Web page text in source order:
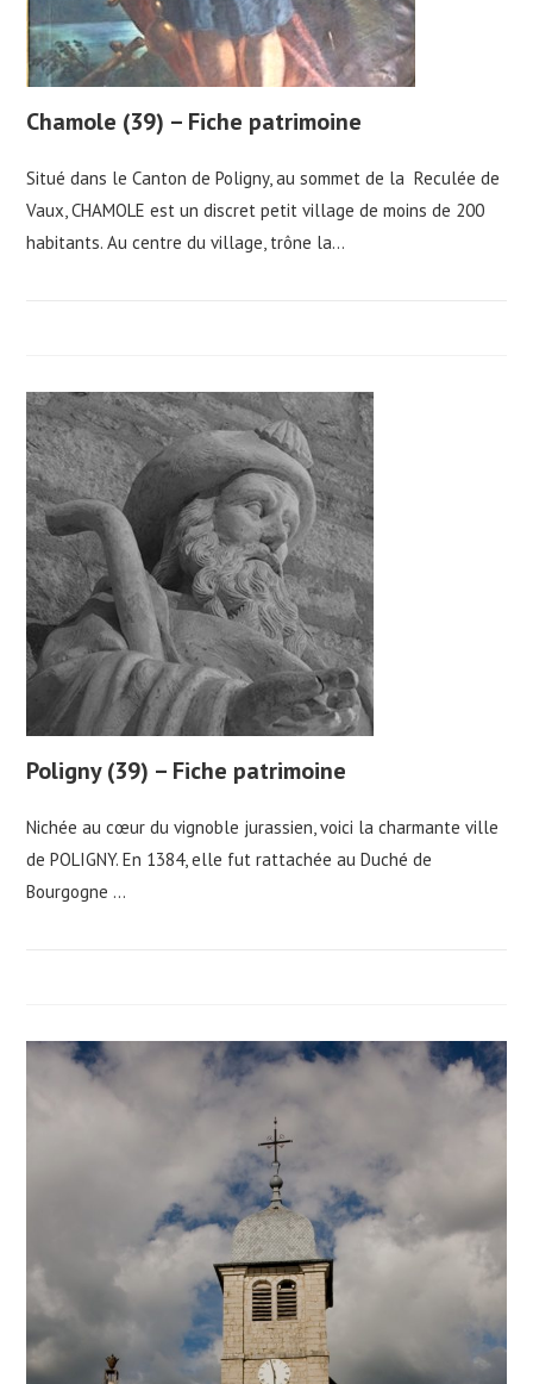
Chamole (39) – Fiche patrimoine
Situé dans le Canton de Poligny, au sommet de la Reculée de
Vaux, CHAMOLE est un discret petit village de moins de 200
habitants. Au centre du village, trône la…
Poligny (39) – Fiche patrimoine
Nichée au cœur du vignoble jurassien, voici la charmante ville
de POLIGNY. En 1384, elle fut rattachée au Duché de
Bourgogne ...